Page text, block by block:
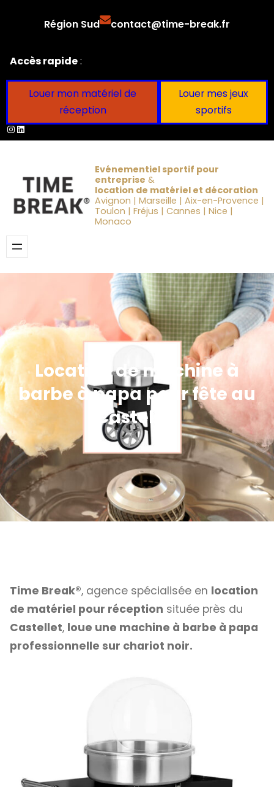
Région Sud contact@time-break.fr
Accès rapide:
Louer mon matériel de
réception
Louer mes jeux
sportifs
Instagram
LinkedIn
Evénementiel sportif pour
entreprise &
location de matériel et décoration
Avignon | Marseille | Aix-en-Provence |
Toulon | Fréjus | Cannes | Nice |
Monaco
Location de machine à
barbe à papa pour fête au
Castellet
Time Break®, agence spécialisée en location
de matériel pour réception située près du
Castellet, loue une machine à barbe à papa
professionnelle sur chariot noir.